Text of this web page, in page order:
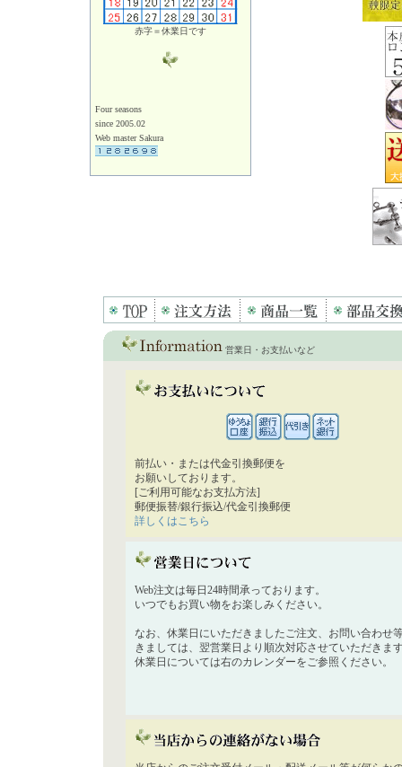
赤字＝休業日です
Four seasons
since 2005.02
Web master Sakura
営業日・お支払いなど
前払い・または代金引換郵便を
お願いしております。
[ご利用可能なお支払方法]
郵便振替/銀行振込/代金引換郵便
詳しくはこちら
Web注文は毎日24時間承っております。
いつでもお買い物をお楽しみください。
なお、休業日にいただきましたご注文、お問い合わせ
きましては、翌営業日より順次対応させていただきま
休業日については右のカレンダーをご参照ください。